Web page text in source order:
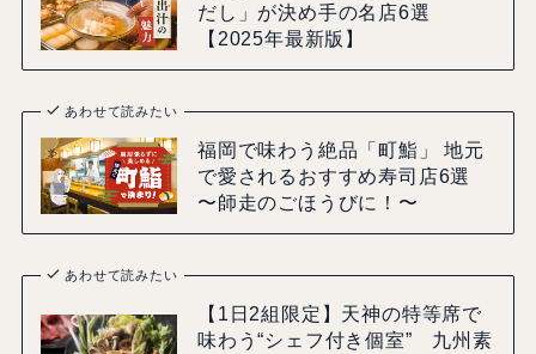
だし」が決め手の名店6選
【2025年最新版】
あわせて読みたい
福岡で味わう絶品「町鮨」 地元
で愛されるおすすめ寿司店6選
〜師走のごほうびに！〜
あわせて読みたい
【1日2組限定】天神の特等席で
味わう“シェフ付き個室” 九州素